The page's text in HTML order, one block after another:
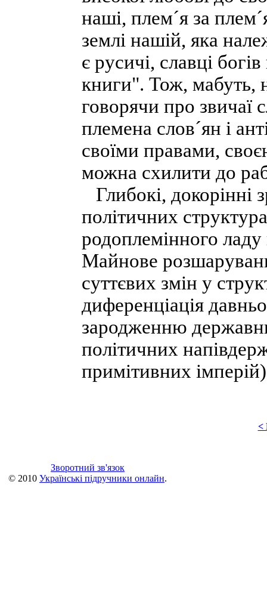
наші, плем´я за
землі нашій, яка
є русичі, славці
книги". Тож, мабуть,
говорячи про звичаї
племена слов´ян і
своїми правами,
можна схилити до
Глибокі, докорінні
політичних
родоплемінного
Майнове
суттєвих змін у
диференціація
зародженню
політичних
примітивних
<
Зворотний зв'язок
© 2010 Українські підручники онлайн.